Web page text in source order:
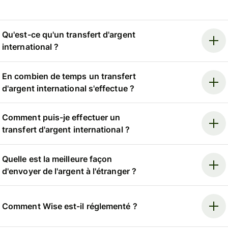
Qu'est-ce qu'un transfert d'argent
international ?
En combien de temps un transfert
d'argent international s'effectue ?
Comment puis-je effectuer un
transfert d'argent international ?
Quelle est la meilleure façon
d'envoyer de l'argent à l'étranger ?
Comment Wise est-il réglementé ?